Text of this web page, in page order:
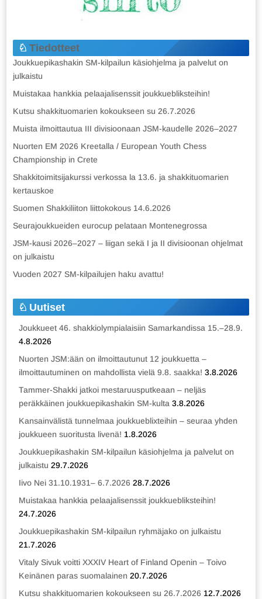
Tiedotteet
Joukkuepikashakin SM-kilpailun käsiohjelma ja palvelut on
julkaistu
Muistakaa hankkia pelaajalisenssit joukkuebliksteihin!
Kutsu shakkituomarien kokoukseen su 26.7.2026
Muista ilmoittautua III divisioonaan JSM-kaudelle 2026–2027
Nuorten EM 2026 Kreetalla / European Youth Chess
Championship in Crete
Shakkitoimitsijakurssi verkossa la 13.6. ja shakkituomarien
kertauskoe
Suomen Shakkiliiton liittokokous 14.6.2026
Seurajoukkueiden eurocup pelataan Montenegrossa
JSM-kausi 2026–2027 – liigan sekä I ja II divisioonan ohjelmat
on julkaistu
Vuoden 2027 SM-kilpailujen haku avattu!
Uutiset
Joukkueet 46. shakkiolympialaisiin Samarkandissa 15.–28.9.
4.8.2026
Nuorten JSM:ään on ilmoittautunut 12 joukkuetta –
ilmoittautuminen on mahdollista vielä 9.8. saakka! 3.8.2026
Tammer-Shakki jatkoi mestaruusputkeaan – neljäs
peräkkäinen joukkuepikashakin SM-kulta 3.8.2026
Kansainvälistä tunnelmaa joukkueblixteihin – seuraa yhden
joukkueen suoritusta livenä! 1.8.2026
Joukkuepikashakin SM-kilpailun käsiohjelma ja palvelut on
julkaistu 29.7.2026
Iivo Nei 31.10.1931– 6.7.2026 28.7.2026
Muistakaa hankkia pelaajalisenssit joukkuebliksteihin!
24.7.2026
Joukkuepikashakin SM-kilpailun ryhmäjako on julkaistu
21.7.2026
Vitaly Sivuk voitti XXXIV Heart of Finland Openin – Toivo
Keinänen paras suomalainen 20.7.2026
Kutsu shakkituomarien kokoukseen su 26.7.2026 12.7.2026